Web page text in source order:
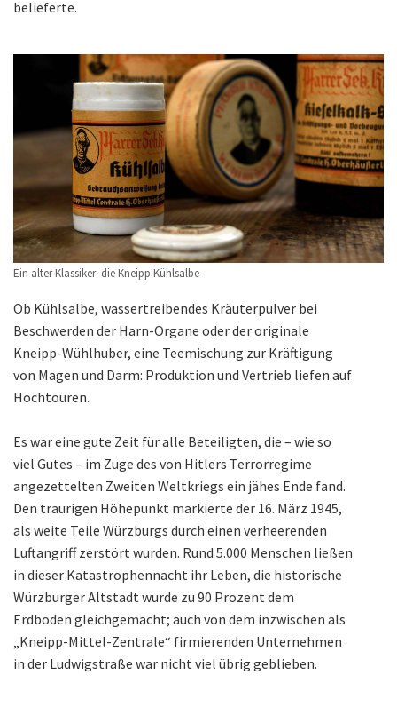
belieferte.
Ein alter Klassiker: die Kneipp Kühlsalbe
Ob Kühlsalbe, wassertreibendes Kräuterpulver bei
Beschwerden der Harn-Organe oder der originale
Kneipp-Wühlhuber, eine Teemischung zur Kräftigung
von Magen und Darm: Produktion und Vertrieb liefen auf
Hochtouren.
Es war eine gute Zeit für alle Beteiligten, die – wie so
viel Gutes – im Zuge des von Hitlers Terrorregime
angezettelten Zweiten Weltkriegs ein jähes Ende fand.
Den traurigen Höhepunkt markierte der 16. März 1945,
als weite Teile Würzburgs durch einen verheerenden
Luftangriff zerstört wurden. Rund 5.000 Menschen ließen
in dieser Katastrophennacht ihr Leben, die historische
Würzburger Altstadt wurde zu 90 Prozent dem
Erdboden gleichgemacht; auch von dem inzwischen als
„Kneipp-Mittel-Zentrale“ firmierenden Unternehmen
in der Ludwigstraße war nicht viel übrig geblieben.